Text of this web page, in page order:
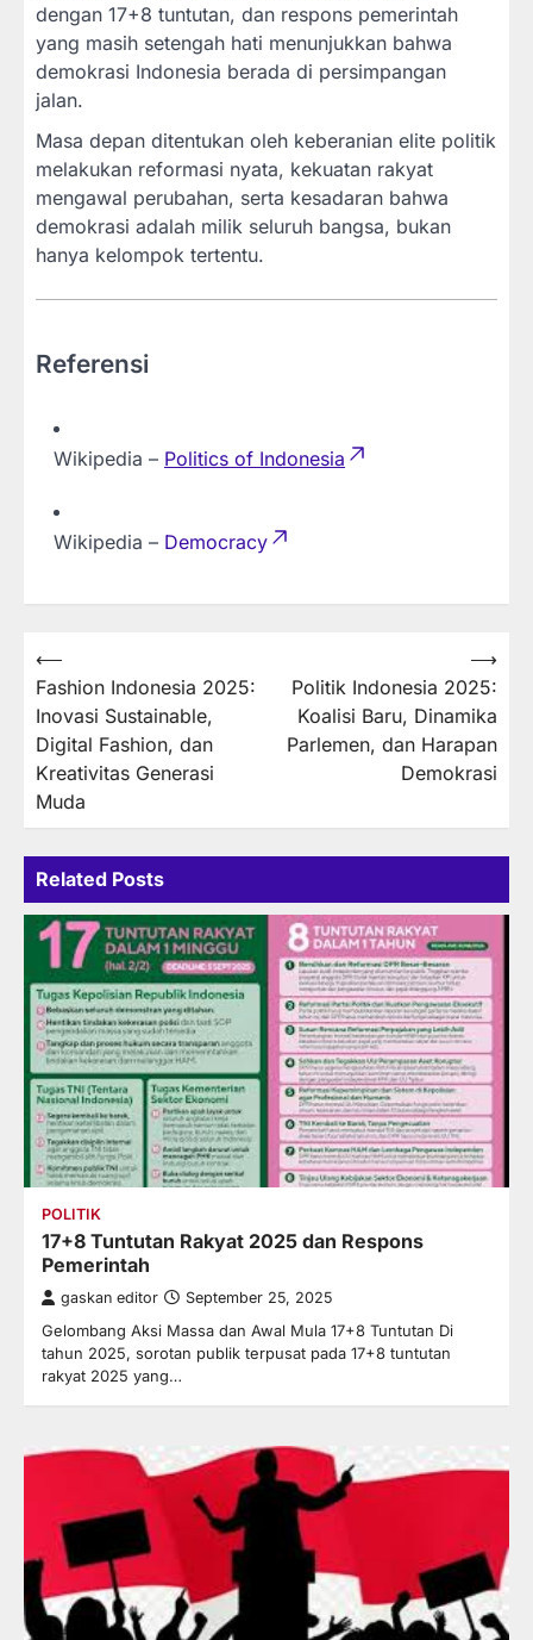
dengan 17+8 tuntutan, dan respons pemerintah
yang masih setengah hati menunjukkan bahwa
demokrasi Indonesia berada di persimpangan
jalan.
Masa depan ditentukan oleh keberanian elite politik
melakukan reformasi nyata, kekuatan rakyat
mengawal perubahan, serta kesadaran bahwa
demokrasi adalah milik seluruh bangsa, bukan
hanya kelompok tertentu.
Referensi
Wikipedia – Politics of Indonesia
Wikipedia – Democracy
Post
navigation
⟵
Fashion Indonesia 2025:
Inovasi Sustainable,
Digital Fashion, dan
Kreativitas Generasi
Muda
Politik Indonesia 2025:
Koalisi Baru, Dinamika
Parlemen, dan Harapan
Demokrasi
⟶
Related Posts
POLITIK
17+8 Tuntutan Rakyat 2025 dan Respons
Pemerintah
gaskan editor September 25, 2025
Gelombang Aksi Massa dan Awal Mula 17+8 Tuntutan Di
tahun 2025, sorotan publik terpusat pada 17+8 tuntutan
rakyat 2025 yang…